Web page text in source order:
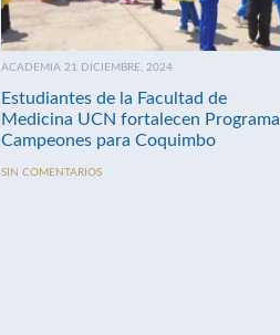
ACADEMIA 21 DICIEMBRE, 2024
Estudiantes de la Facultad de
Medicina UCN fortalecen Programa
Campeones para Coquimbo
SIN COMENTARIOS